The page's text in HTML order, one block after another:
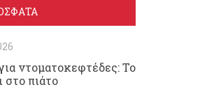
ντοματοκεφτέδες: Το
στο πιάτο